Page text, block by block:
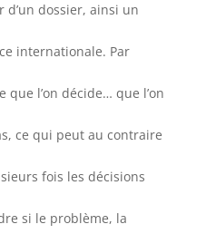
dossier, ainsi un
internationale. Par
que l’on décide… que l’on
ce qui peut au contraire
fois les décisions
si le problème, la